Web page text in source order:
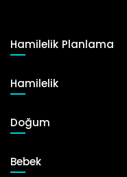
Hamilelik Planlama
Hamilelik
Doğum
Bebek